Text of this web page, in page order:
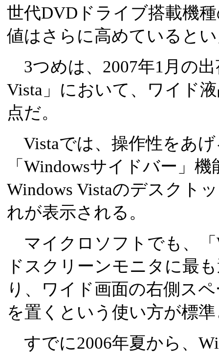
世代DVDドライブ搭載機
値はさらに高めていると
3つめは、2007年1月の
Vista」において、ワイド
点だ。
Vistaでは、操作性をあ
「Windowsサイドバー」
Windows Vistaのデスクト
れが表示される。
マイクロソフトでも、「
ドスクリーンモニタに最
り、ワイド画面の右側ス
を置くという使い方が標
すでに2006年夏から、